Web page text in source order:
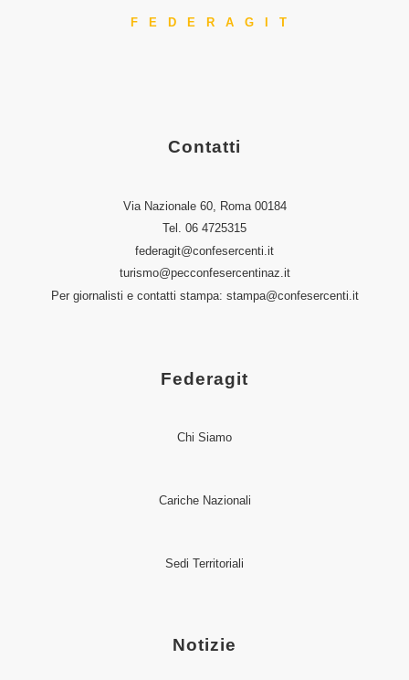
FEDERAGIT
Contatti
Via Nazionale 60, Roma 00184
Tel. 06 4725315
federagit@confesercenti.it
turismo@pecconfesercentinaz.it
Per giornalisti e contatti stampa: stampa@confesercenti.it
Federagit
Chi Siamo
Cariche Nazionali
Sedi Territoriali
Notizie